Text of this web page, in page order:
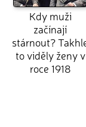
Kdy muži
začínají
stárnout?
to viděly ženy v
roce 1918